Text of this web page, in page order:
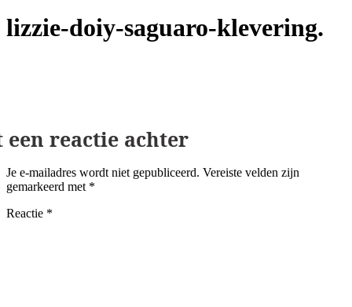
lizzie-doiy-saguaro-klevering
Geef een reactie
Je e-mailadres wordt niet gepubliceerd. Vereiste velden zijn
gemarkeerd met *
Reactie *